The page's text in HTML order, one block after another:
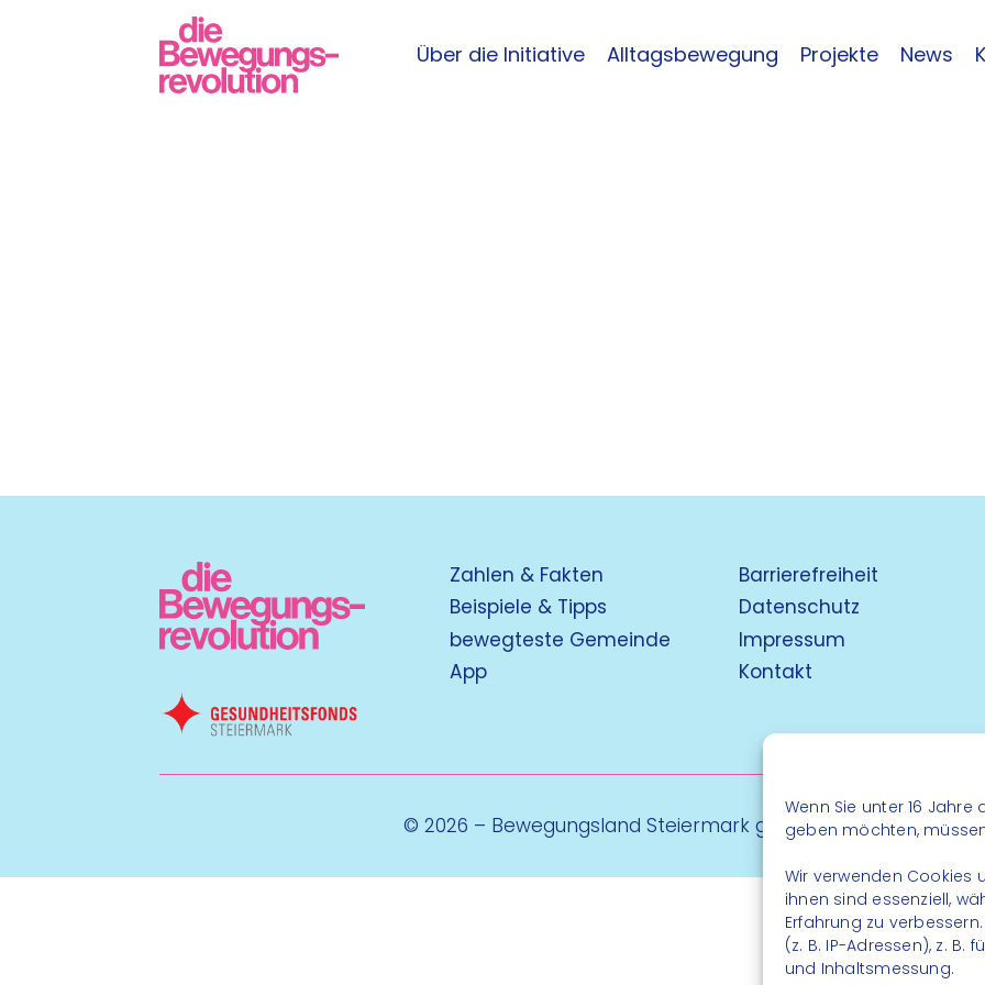
Wenn Sie unter 16
geben möchten,
Wir verwenden Cookies
ihnen sind essenziell,
Erfahrung zu
(z. B. IP-Adressen), z.
und Inhaltsmessung.
Über die Initiative Alltagsbewegung Projekte News
Zahlen & Fakten
Beispiele & Tipps
bewegteste Gemeinde
App
Barrierefreiheit
Datenschutz
Impressum
Kontakt
© 2026 – Bewegungsland Steiermark gGmbH - Alle Rechte